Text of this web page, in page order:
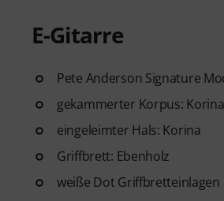
E-Gitarre
Pete Anderson Signature
gekammerter Korpus: Korina
eingeleimter Hals: Korina
Griffbrett: Ebenholz
weiße Dot Griffbretteinlagen